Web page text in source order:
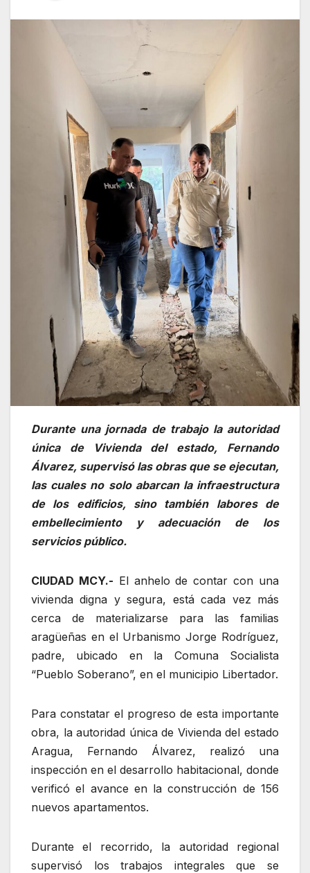
Durante una jornada de trabajo la autoridad
única de Vivienda del estado, Fernando
Álvarez, supervisó las obras que se ejecutan,
las cuales no solo abarcan la infraestructura
de los edificios, sino también labores de
embellecimiento y adecuación de los
servicios público.
CIUDAD MCY.- El anhelo de contar con una
vivienda digna y segura, está cada vez más
cerca de materializarse para las familias
aragüeñas en el Urbanismo Jorge Rodríguez,
padre, ubicado en la Comuna Socialista
“Pueblo Soberano”, en el municipio Libertador.
Para constatar el progreso de esta importante
obra, la autoridad única de Vivienda del estado
Aragua, Fernando Álvarez, realizó una
inspección en el desarrollo habitacional, donde
verificó el avance en la construcción de 156
nuevos apartamentos.
Durante el recorrido, la autoridad regional
supervisó los trabajos integrales que se